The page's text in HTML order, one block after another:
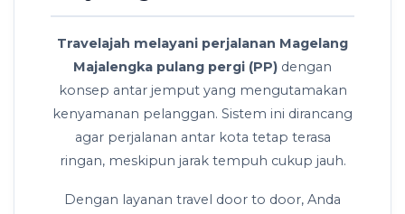
Travelajah melayani perjalanan Magelang
Majalengka pulang pergi (PP) dengan
konsep antar jemput yang mengutamakan
kenyamanan pelanggan. Sistem ini dirancang
agar perjalanan antar kota tetap terasa
ringan, meskipun jarak tempuh cukup jauh.
Dengan layanan travel door to door, Anda